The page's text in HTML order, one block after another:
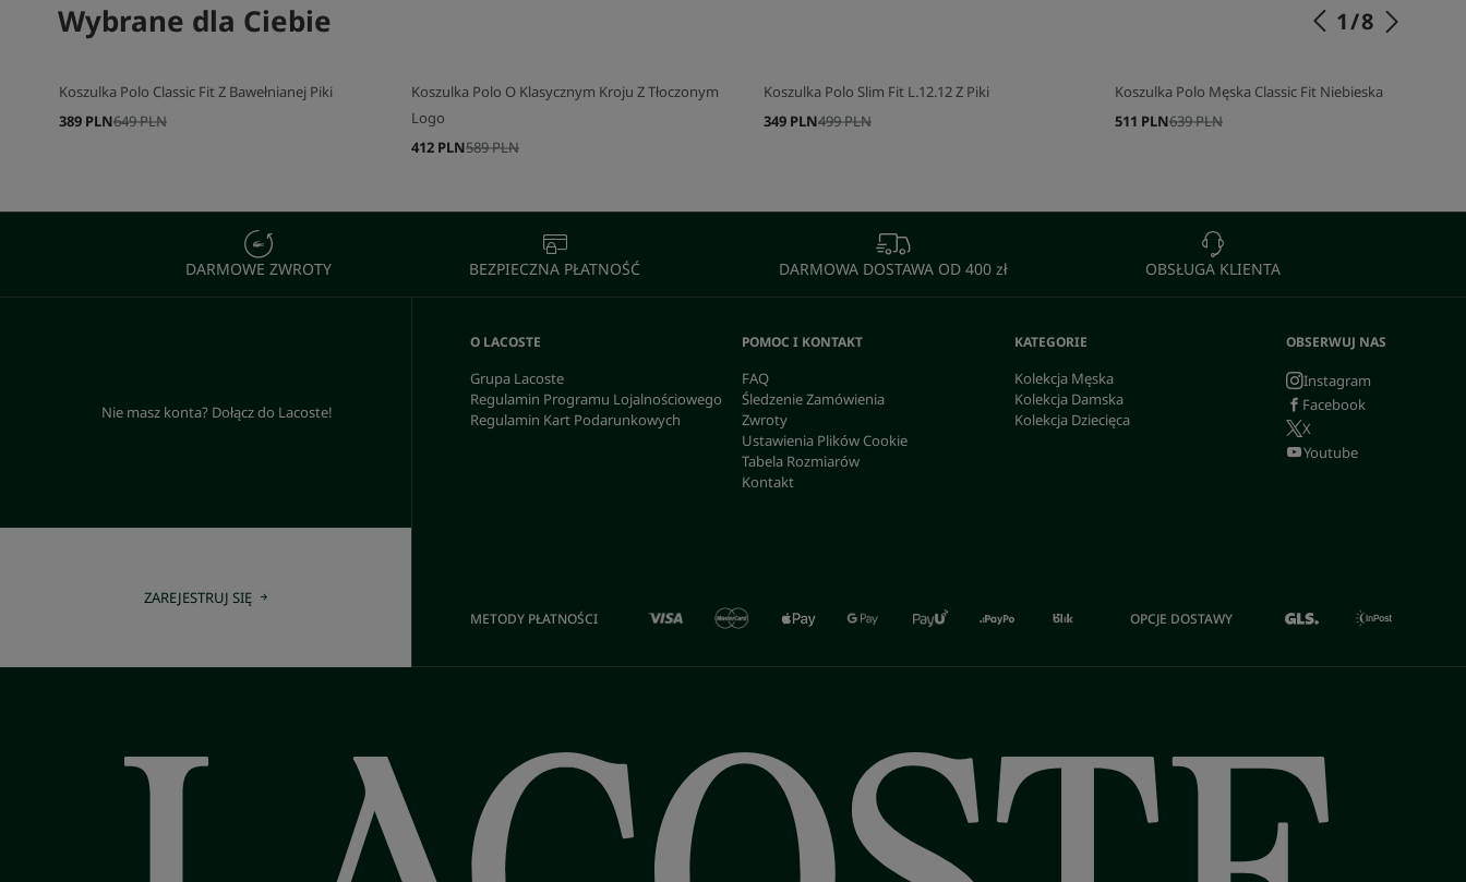
SKOMPLETUJ SWÓJ ZESTAW
Wybrane dla Ciebie 1/8
Koszulka Polo Classic Fit Z Bawełnianej Piki
649 PLN
389 PLN
Koszulka Polo O Klasycznym Kroju Z Tłoczonym
Logo
589 PLN
412 PLN
Koszulka Polo Slim Fit L.12.12 Z Piki
499 PLN
349 PLN
Koszulka Polo Męska Classic Fit Niebieska
639 PLN
511 PLN
DARMOWE ZWROTY BEZPIECZNA PŁATNOŚĆ DARMOWA DOSTAWA OD 400 zł OBSŁUGA KLIENTA
Nie masz konta? Dołącz do Lacoste!
ZAREJESTRUJ SIĘ
O LACOSTE
Grupa Lacoste
Regulamin Programu Lojalnościowego
Regulamin Kart Podarunkowych
POMOC I KONTAKT
FAQ
Śledzenie Zamówienia
Zwroty
Ustawienia Plików Cookie
Tabela Rozmiarów
Kontakt
KATEGORIE
Kolekcja Męska
Kolekcja Damska
Kolekcja Dziecięca
OBSERWUJ NAS
Instagram
Facebook
X
Youtube
METODY PŁATNOŚCI OPCJE DOSTAWY